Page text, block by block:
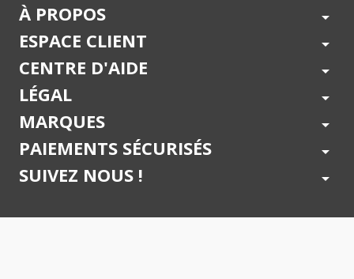
À PROPOS arrow_drop_down
ESPACE CLIENT arrow_drop_down
CENTRE D'AIDE arrow_drop_down
LÉGAL arrow_drop_down
MARQUES arrow_drop_down
PAIEMENTS SÉCURISÉS arrow_drop_down
SUIVEZ NOUS ! arrow_drop_down